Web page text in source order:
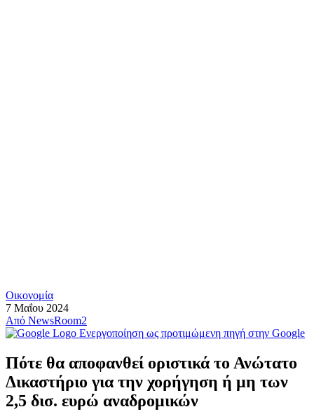
Οικονομία
7 Μαΐου 2024
Από NewsRoom2
Ενεργοποίηση ως προτιμώμενη πηγή στην Google
Πότε θα αποφανθεί οριστικά το Ανώτατο
Δικαστήριο για την χορήγηση ή μη των
2,5 δισ. ευρώ αναδρομικών